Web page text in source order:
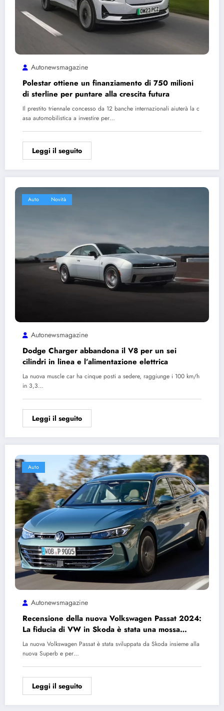
Autonewsmagazine
Polestar ottiene un finanziamento di 750 milioni
di sterline per puntare alla crescita futura
Il prestito triennale concesso da 12 banche internazionali aiuterà la c
asa automobilistica a investire per…
Leggi il seguito
Auto Novità
Autonewsmagazine
Dodge Charger abbandona il V8 per un sei
cilindri in linea e l’alimentazione elettrica
La nuova muscle car ha cinque posti a sedere, raggiunge i 100 km/h
in 3,3…
Leggi il seguito
Auto
Autonewsmagazine
Recensione della nuova Volkswagen Passat 2024:
La fiducia di VW in Skoda è stata una mossa
saggia
La nuova Volkswagen Passat è stata sviluppata da Skoda insieme alla
nuova Superb e per…
Leggi il seguito